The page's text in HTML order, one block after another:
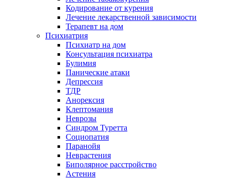
Кодирование от курения
Лечение лекарственной зависимости
Терапевт на дом
Психиатрия
Психиатр на дом
Консультация психиатра
Булимия
Панические атаки
Депрессия
ТДР
Анорексия
Клептомания
Неврозы
Синдром Туретта
Социопатия
Паранойя
Неврастения
Биполярное расстройство
Астения